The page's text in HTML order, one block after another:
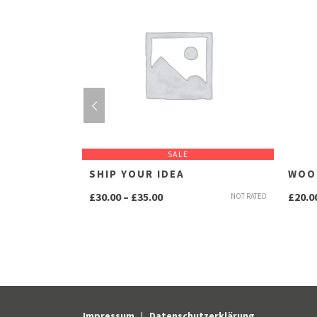
SALE
SHIP YOUR IDEA
NOT RATED
£30.00 – £35.00Preisspanne:
£